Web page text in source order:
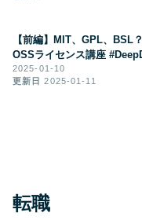
【前編】MIT、GPL、BSL
OSSライセンス講座
2025-01-10
更新日2025-01-11
転職